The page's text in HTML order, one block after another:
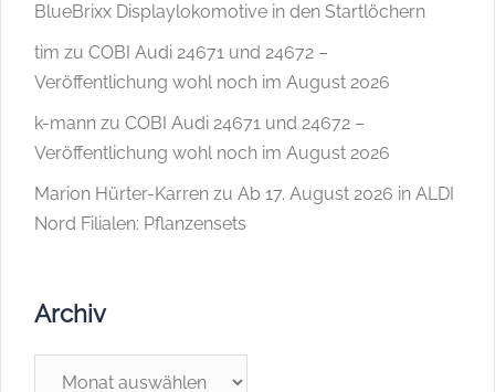
BlueBrixx Displaylokomotive in den Startlöchern
tim zu COBI Audi 24671 und 24672 –
Veröffentlichung wohl noch im August 2026
k-mann zu COBI Audi 24671 und 24672 –
Veröffentlichung wohl noch im August 2026
Marion Hürter-Karren zu Ab 17. August 2026 in ALDI
Nord Filialen: Pflanzensets
Archiv